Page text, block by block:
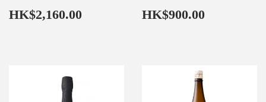
Regular
price
HK$2,160.00 HK$2,160.00
Regular
price
HK$900.00